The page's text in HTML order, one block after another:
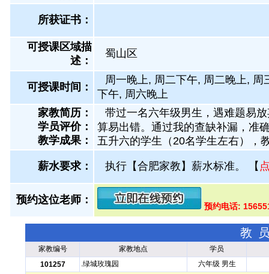
所获证书 ：
可授课区域描
述：
蜀山区
可授课时间：
周一晚上, 周二下午, 周二晚上,
下午, 周六晚上
家教简历：
学员评价：
教学成果：
带过一名六年级男生，遇难题易
算易出错。通过我的查缺补漏，准
五升六的学生（20名学生左右），
薪水要求： 执行【合肥家教】薪水标准。 【
预约这位老师：
预约电话:
教
家教编号 家教地点
学员
101257
.绿城玫瑰园 六年级 男生